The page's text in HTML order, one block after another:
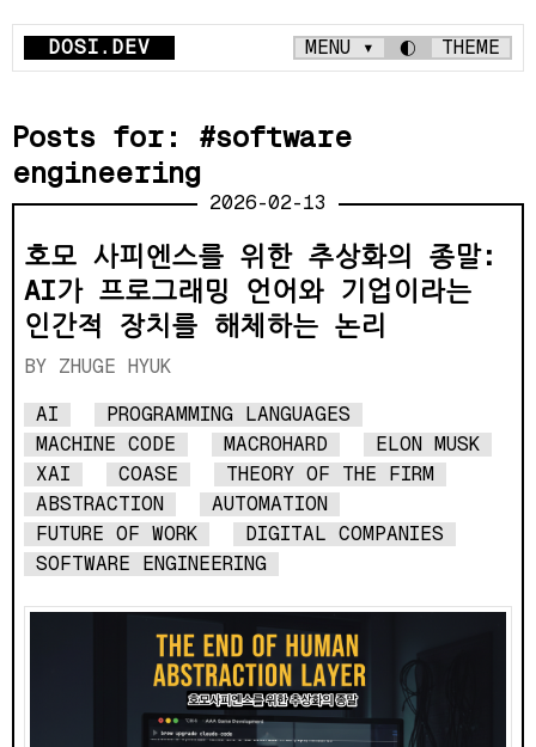
DOSI.DEV MENU ▾ ◐ THEME
Posts for: #software
engineering
2026-02-13
호모 사피엔스를 위한 추상화의 종말:
AI가 프로그래밍 언어와 기업이라는
인간적 장치를 해체하는 논리
ZHUGE HYUK
AI
PROGRAMMING LANGUAGES
MACHINE CODE
MACROHARD
ELON MUSK
XAI
COASE
THEORY OF THE FIRM
ABSTRACTION
AUTOMATION
FUTURE OF WORK
DIGITAL COMPANIES
SOFTWARE ENGINEERING